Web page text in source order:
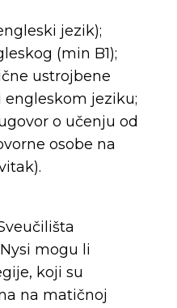
jezik);
(min B1);
ustrojbene
jeziku;
o učenju od
osobe na
mogu li
koji su
na matičnoj